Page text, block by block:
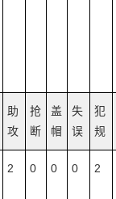
助
攻
抢
断
盖
帽
失
误
犯
规
2 0 0 0 2